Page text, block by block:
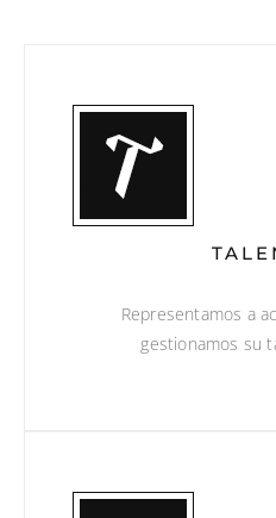
Representamos a
gestionamos su